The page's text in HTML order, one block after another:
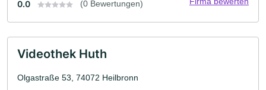
0.0 (0 Bewertungen)
Videothek Huth
Olgastraße 53, 74072 Heilbronn